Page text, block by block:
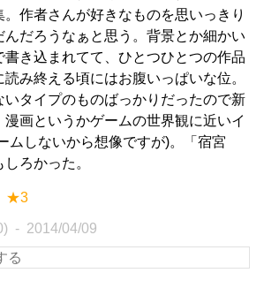
。作者さんが好きなものを思いっきり
んだろうなぁと思う。背景とか細かい
書き込まれてて、ひとつひとつの作品
読み終える頃にはお腹いっぱいな位。
いタイプのものばっかりだったので新
漫画というかゲームの世界観に近いイ
ムしないから想像ですが)。「宿宮
ろかった。
★3
2014/04/09